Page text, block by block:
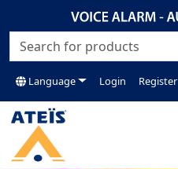
Language Login Register